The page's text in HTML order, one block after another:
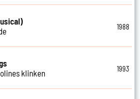
1988
klinken
1993